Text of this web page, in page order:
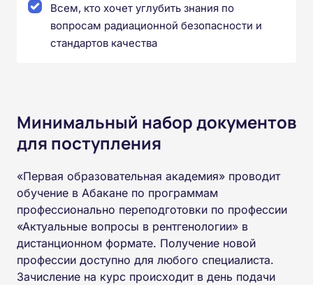
Всем, кто хочет углубить знания по
вопросам радиационной безопасности и
стандартов качества
Минимальный набор документов
для поступления
«Первая образовательная академия» проводит
обучение в Абакане по программам
профессионально переподготовки по профессии
«Актуальные вопросы в рентгенологии» в
дистанционном формате. Получение новой
профессии доступно для любого специалиста.
Зачисление на курс происходит в день подачи